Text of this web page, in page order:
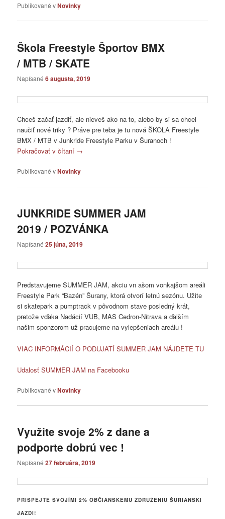
Publikované vNovinky
Škola Freestyle Športov BMX
/ MTB / SKATE
Napísané6 augusta, 2019
Chceš začať jazdiť, ale nieveš ako na to, alebo by si sa chcel
naučiť nové triky ? Práve pre teba je tu nová ŠKOLA Freestyle
BMX / MTB v Junkride Freestyle Parku v Šuranoch !
Pokračovať v čítaní →
Publikované vNovinky
JUNKRIDE SUMMER JAM
2019 / POZVÁNKA
Napísané25 júna, 2019
Predstavujeme SUMMER JAM, akciu vn ašom vonkajšom areáli
Freestyle Park “Bazén” Šurany, ktorá otvorí letnú sezónu. Užite
si skatepark a pumptrack v pôvodnom stave posledný krát,
pretože vďaka Nadácií VUB, MAS Cedron-Nitrava a ďalším
našim sponzorom už pracujeme na vylepšeniach areálu !
VIAC INFORMÁCIÍ O PODUJATÍ SUMMER JAM NÁJDETE TU
Udalosť SUMMER JAM na Facebooku
Publikované vNovinky
Využite svoje 2% z dane a
podporte dobrú vec !
Napísané27 februára, 2019
PRISPEJTE SVOJÍMI 2% OBČIANSKEMU ZDRUŽENIU ŠURIANSKI
JAZDI!